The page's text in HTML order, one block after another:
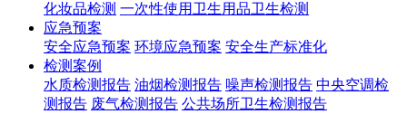
化妆品检测 一次性使用卫生用品卫生检测
应急预案
安全应急预案 环境应急预案 安全生产标准化
检测案例
水质检测报告 油烟检测报告 噪声检测报告 中央空调检
测报告 废气检测报告 公共场所卫生检测报告